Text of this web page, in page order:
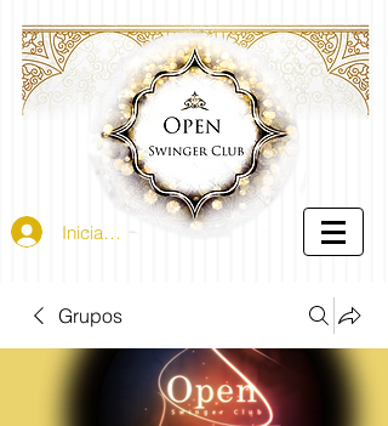
Iniciar sesión
Grupos